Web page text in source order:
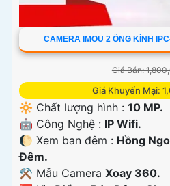
CAMERA IMOU 2 ỐNG KÍNH
Giá Bán:
Giá Khuyến Mại:
🔆 Chất lượng hình : 10 MP.
🤖️ Công Nghệ : IP Wifi.
🌔 Xem ban đêm : Hồng
Ðêm.
⚒ Mẫu Camera Xoay 360.